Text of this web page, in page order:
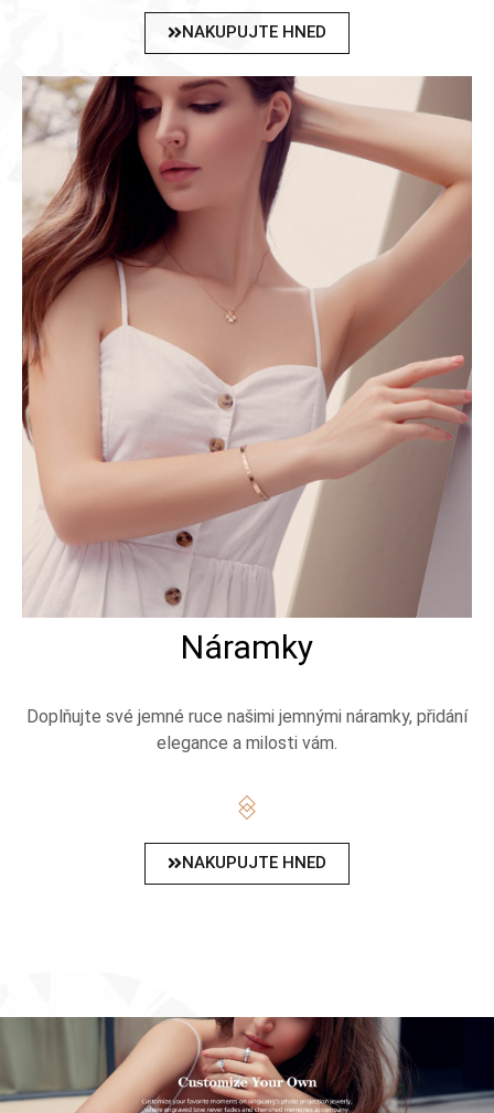
NAKUPUJTE HNED
Náramky
Doplňujte své jemné ruce našimi jemnými náramky, přidání
elegance a milosti vám.
NAKUPUJTE HNED